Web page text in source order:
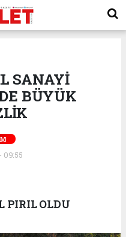
SANAYİ
BÜYÜK
09:55
PIRIL OLDU